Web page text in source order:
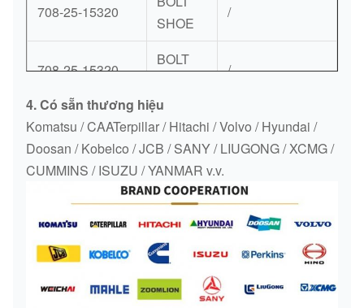
708-25-15320
SHOE
/
708-25-15320
BOLT
/
708-25-15320 /
BOLT
SHOE
/
6217-41-5560
BOLT
SHOE
SP102920
BOLT
LiuGong
4. Có sẵn thương hiệu
Komatsu / CAATerpillar / Hitachi / Volvo / Hyundai /
Doosan / Kobelco / JCB / SANY / LIUGONG / XCMG /
CUMMINS / ISUZU / YANMAR v.v.